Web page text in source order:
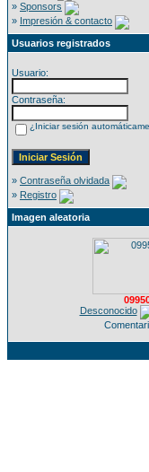
» Sponsors
» Impresión & contacto
Usuarios registrados
Usuario:
Contraseña:
¿Iniciar sesión
» Contraseña olvidada
» Registro
Imagen aleatoria
Desconocido